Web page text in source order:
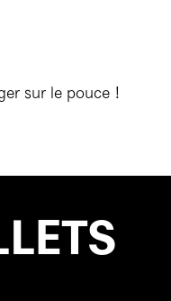
sur le pouce !